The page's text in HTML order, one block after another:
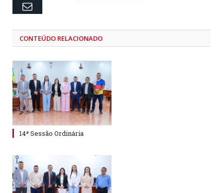
Email
CONTEÚDO RELACIONADO
14ª Sessão Ordinária